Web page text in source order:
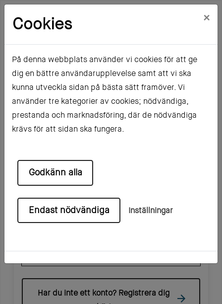
Mina sidor
Mina sidor
Starta Mobilt BankID
Mobilt BankId på annan enhet
Har du inte ett konto? Registrera dig
Cookies ×
På denna webbplats använder vi cookies för att ge
dig en bättre användarupplevelse samt att vi ska
kunna utveckla sidan på bästa sätt framöver. Vi
använder tre kategorier av cookies; nödvändiga,
prestanda och marknadsföring, där de nödvändiga
krävs för att sidan ska fungera.
Godkänn alla
Endast nödvändiga Inställningar